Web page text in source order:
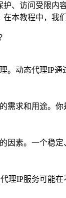
、访问受限
本教程中，我
。动态代理IP
需求和用途。
因素。一个稳
理IP服务可能